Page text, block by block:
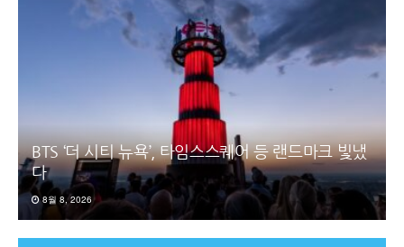
BTS ‘더 시티 뉴욕’, 타임스스퀘어 등 랜드마크 빛냈
다
8월 8, 2026